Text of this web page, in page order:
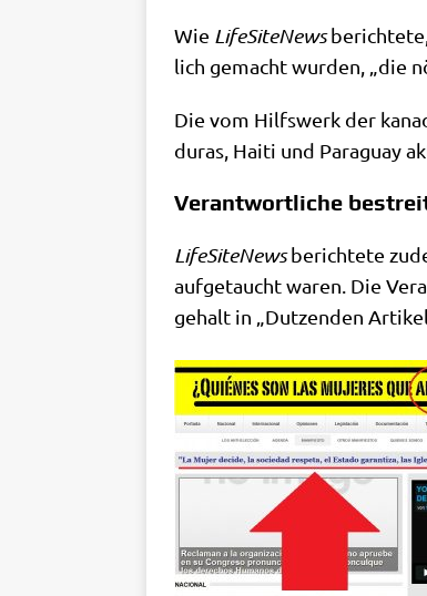
Wie Life­Si­teNews
lich gemacht wur­den, „die
Die vom Hilfs­werk der
du­ras, Hai­ti und Para­gu­ay
Verantwortliche
Life­Si­teNewsberich­te­te
auf­ge­taucht waren. Die
ge­halt in „Dut­zen­den